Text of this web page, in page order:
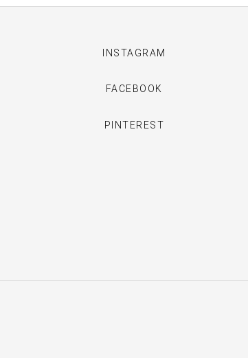
INSTAGRAM
FACEBOOK
PINTEREST